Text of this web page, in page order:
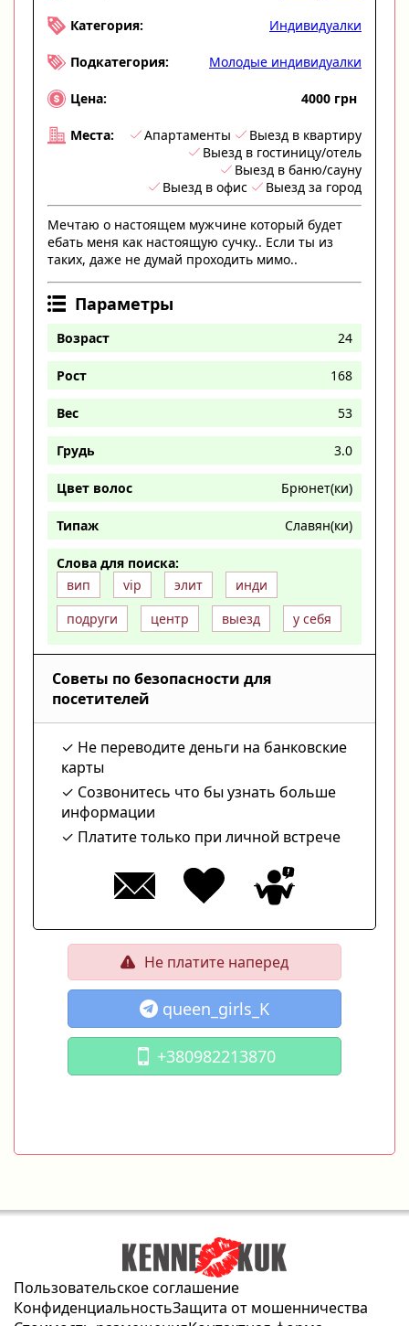
Категория: Индивидуалки
Подкатегория: Молодые индивидуалки
Цена: 4000 грн
Места: Апартаменты
Выезд в квартиру
Выезд в гостиницу/отель
Выезд в баню/сауну
Выезд в офис
Выезд за город
Мечтаю о настоящем мужчине который будет
ебать меня как настоящую сучку.. Если ты из
таких, даже не думай проходить мимо..
Параметры
Возраст 24
Рост 168
Вес 53
Грудь 3.0
Цвет волос Брюнет(ки)
Типаж Славян(ки)
Слова для поиска:
вип
vip элит
инди
подруги
центр выезд у себя
Советы по безопасности для
посетителей
Не переводите деньги на банковские
карты
Созвонитесь что бы узнать больше
информации
Платите только при личной встрече
Не платите наперед
queen_girls_K
+380982213870
Пользовательское соглашение
КонфиденциальностьЗащита от мошенничества